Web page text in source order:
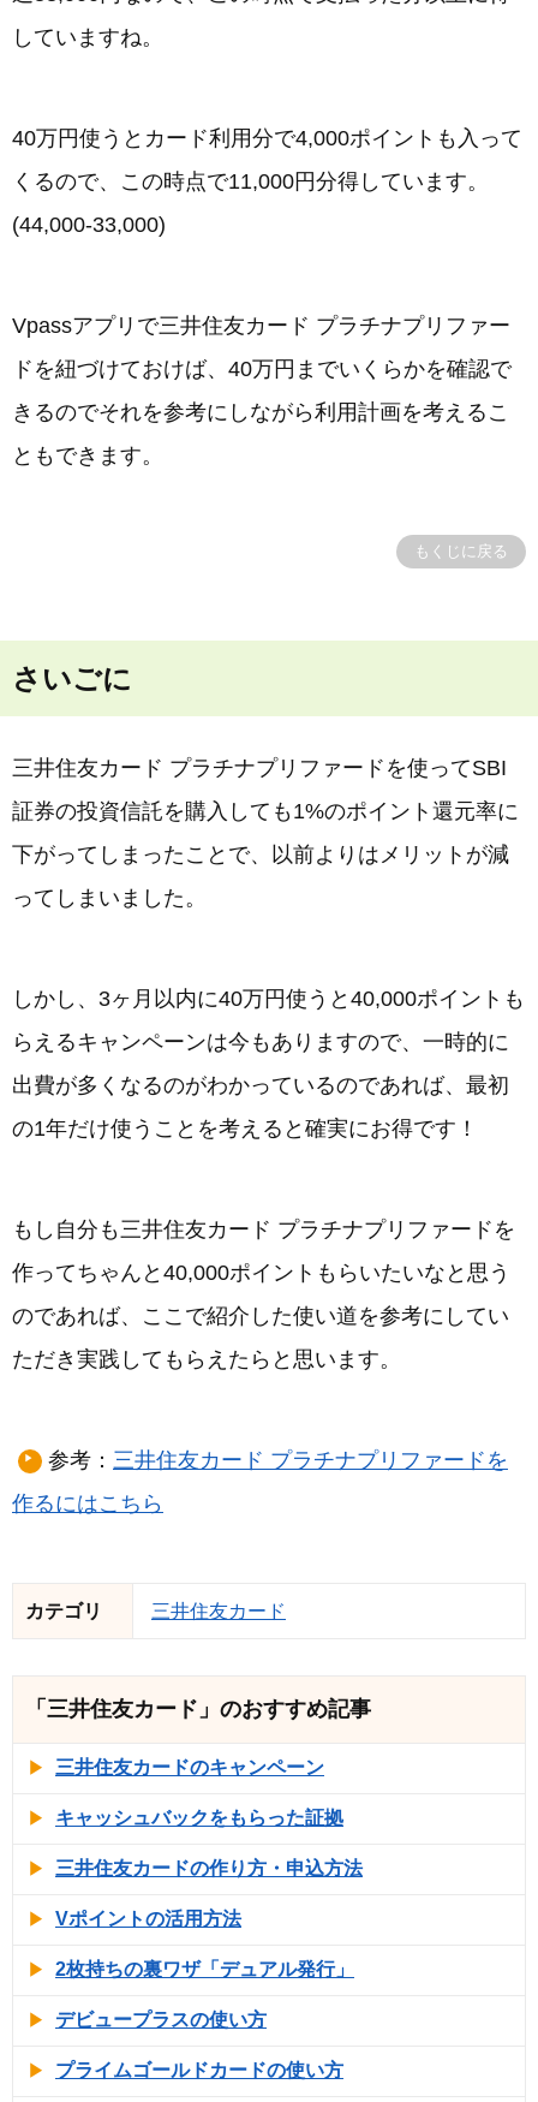
していますね。
40万円使うとカード利用分で4,000ポイントも入って
くるので、この時点で11,000円分得しています。
(44,000-33,000)
Vpassアプリで三井住友カード プラチナプリファー
ドを紐づけておけば、40万円までいくらかを確認で
きるのでそれを参考にしながら利用計画を考えるこ
ともできます。
もくじに戻る
さいごに
三井住友カード プラチナプリファードを使ってSBI
証券の投資信託を購入しても1%のポイント還元率に
下がってしまったことで、以前よりはメリットが減
ってしまいました。
しかし、3ヶ月以内に40万円使うと40,000ポイントも
らえるキャンペーンは今もありますので、一時的に
出費が多くなるのがわかっているのであれば、最初
の1年だけ使うことを考えると確実にお得です！
もし自分も三井住友カード プラチナプリファードを
作ってちゃんと40,000ポイントもらいたいなと思う
のであれば、ここで紹介した使い道を参考にしてい
ただき実践してもらえたらと思います。
参考： 三井住友カード プラチナプリファードを
作るにはこちら
カテゴリ 三井住友カード
「三井住友カード」のおすすめ記事
三井住友カードのキャンペーン
キャッシュバックをもらった証拠
三井住友カードの作り方・申込方法
Vポイントの活用方法
2枚持ちの裏ワザ「デュアル発行」
デビュープラスの使い方
プライムゴールドカードの使い方